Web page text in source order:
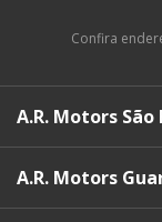
Confira
A.R. Motors
A.R. Motors